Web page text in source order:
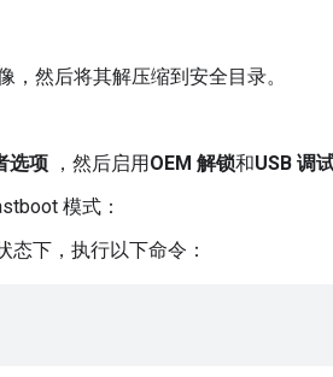
，然后将其解压缩到安全目录。
选项 ，然后启用OEM 解锁和USB 调
模式：
态下，执行以下命令：